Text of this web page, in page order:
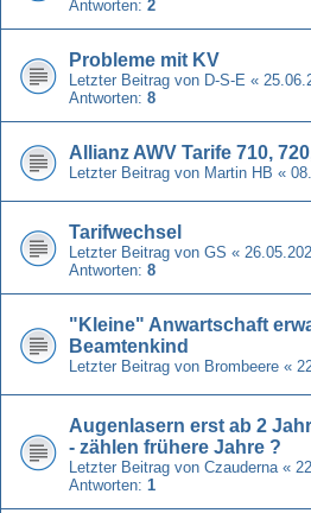
Antworten: 2
Probleme mit KV
Letzter Beitrag von D-S-E «
Antworten: 8
Allianz AWV Tarife 710,
Letzter Beitrag von Martin HB «
Tarifwechsel
Letzter Beitrag von GS «
Antworten: 8
"Kleine" Anwartschaft
Beamtenkind
Letzter Beitrag von Brombeere «
Augenlasern erst ab 2
- zählen frühere Jahre ?
Letzter Beitrag von Czauderna «
Antworten: 1